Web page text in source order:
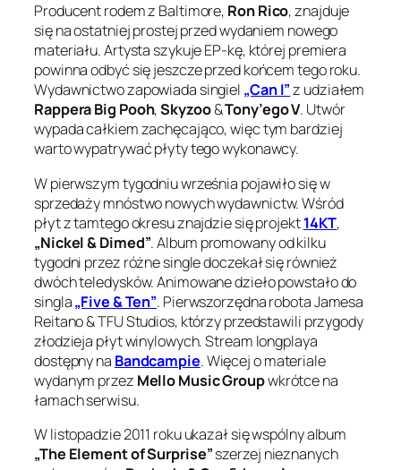
Producent rodem z Baltimore, Ron Rico, znajduje
się na ostatniej prostej przed wydaniem nowego
materiału. Artysta szykuje EP-kę, której premiera
powinna odbyć się jeszcze przed końcem tego roku.
Wydawnictwo zapowiada singiel „Can I”z udziałem
Rappera Big Pooh,Skyzoo&Tony’ego V. Utwór
wypada całkiem zachęcająco, więc tym bardziej
warto wypatrywać płyty tego wykonawcy.
W pierwszym tygodniu września pojawiło się w
sprzedaży mnóstwo nowych wydawnictw. Wśród
płyt z tamtego okresu znajdzie się projekt14KT,
„Nickel & Dimed”. Album promowany od kilku
tygodni przez różne single doczekał się również
dwóch teledysków. Animowane dzieło powstało do
singla„Five & Ten”. Pierwszorzędna robota Jamesa
Reitano & TFU Studios, którzy przedstawili przygody
złodzieja płyt winylowych. Stream longplaya
dostępny na Bandcampie. Więcej o materiale
wydanym przez Mello Music Groupwkrótce na
łamach serwisu.
W listopadzie 2011 roku ukazał się wspólny album
„The Element of Surprise”szerzej nieznanych